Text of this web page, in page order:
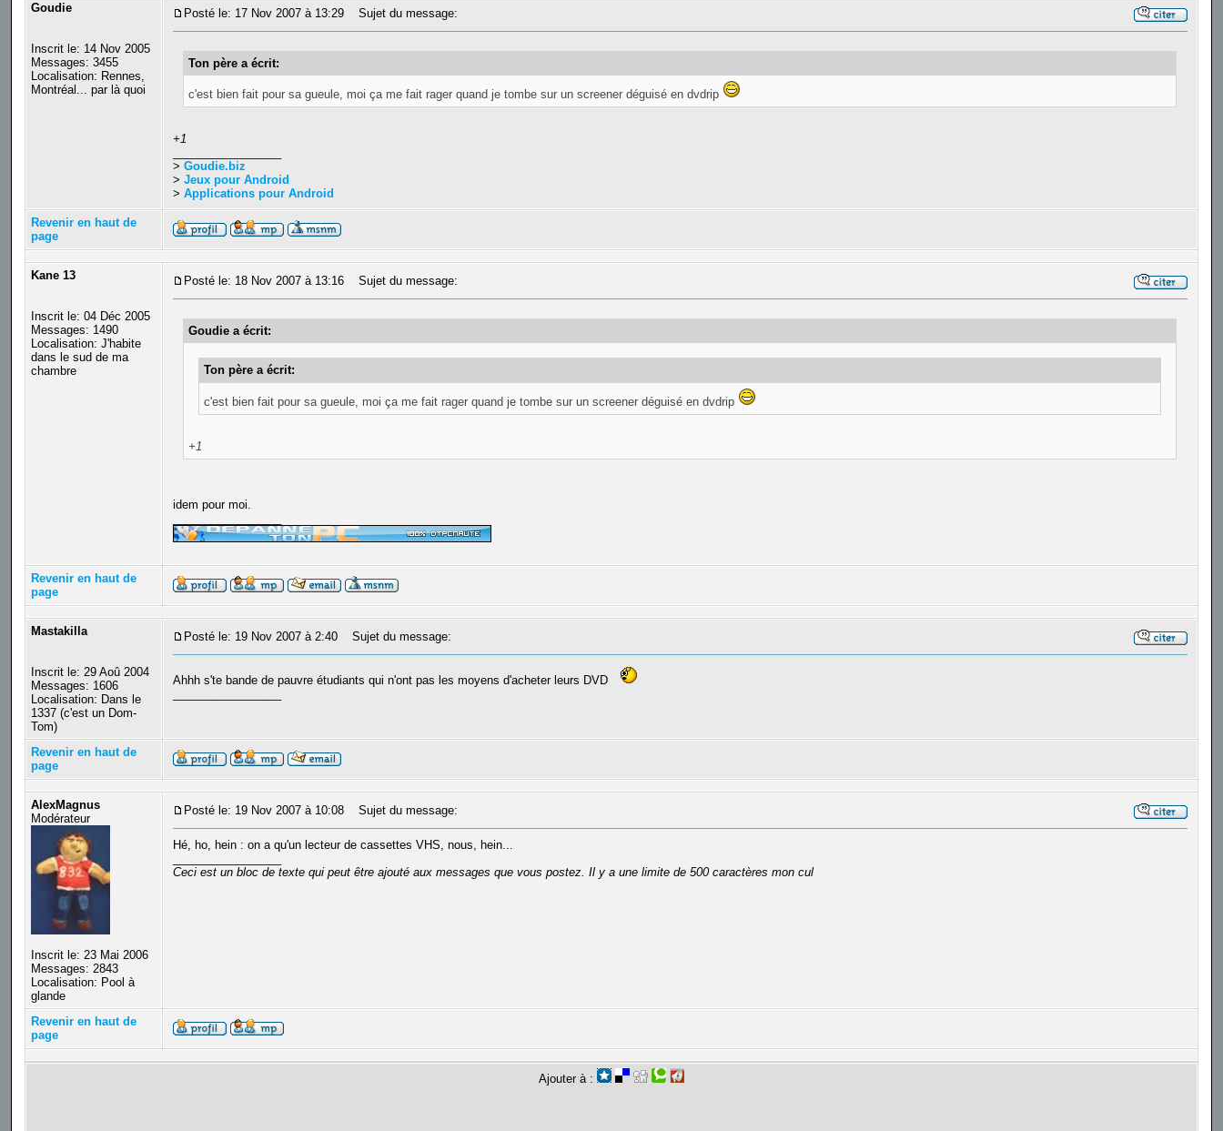
Goudie
Inscrit le: 14 Nov 2005
Messages: 3455
Localisation: Rennes,
Montréal... par là quoi
Posté le: 17 Nov 2007 à 13:29 Sujet du message:
Ton père a écrit:
c'est bien fait pour sa gueule, moi ça me fait rager quand je tombe sur un screener déguisé en dvdrip
+1
> Goudie.biz
> Jeux pour Android
> Applications pour Android
Revenir en haut de
page
Kane 13
Inscrit le: 04 Déc 2005
Messages: 1490
Localisation: J'habite
dans le sud de ma
chambre
Posté le: 18 Nov 2007 à 13:16 Sujet du message:
Goudie a écrit:
Ton père a écrit:
c'est bien fait pour sa gueule, moi ça me fait rager quand je tombe sur un screener déguisé en dvdrip
+1
idem pour moi.
Revenir en haut de
page
Mastakilla
Inscrit le: 29 Aoû 2004
Messages: 1606
Localisation: Dans le
1337 (c'est un Dom-
Tom)
Posté le: 19 Nov 2007 à 2:40 Sujet du message:
Ahhh s'te bande de pauvre étudiants qui n'ont pas les moyens d'acheter leurs DVD
Revenir en haut de
page
AlexMagnus
Modérateur
Inscrit le: 23 Mai 2006
Messages: 2843
Localisation: Pool à
glande
Posté le: 19 Nov 2007 à 10:08 Sujet du message:
Hé, ho, hein : on a qu'un lecteur de cassettes VHS, nous, hein...
Ceci est un bloc de texte qui peut être ajouté aux messages que vous postez. Il y a une limite de 500 caractères mon cul
Revenir en haut de
page
Ajouter à :